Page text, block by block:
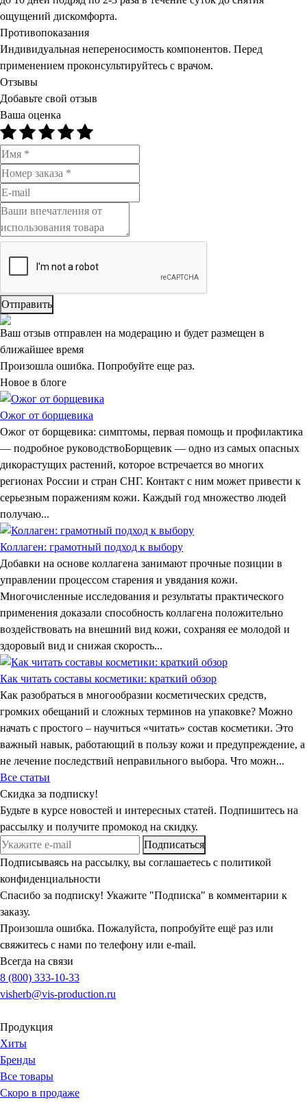
ощущений дискомфорта.
Противопоказания
Индивидуальная непереносимость компонентов. Перед
применением проконсультируйтесь с врачом.
Отзывы
Добавьте свой отзыв
Ваша оценка
Отправить
Ваш отзыв отправлен на модерацию и будет размещен в
ближайшее время
Произошла ошибка. Попробуйте еще раз.
Новое в блоге
Ожог от борщевика
Ожог от борщевика: симптомы, первая помощь и профилактика
— подробное руководствоБорщевик — одно из самых опасных
дикорастущих растений, которое встречается во многих
регионах России и стран СНГ. Контакт с ним может привести к
серьезным поражениям кожи. Каждый год множество людей
получаю...
Коллаген: грамотный подход к выбору
Добавки на основе коллагена занимают прочные позиции в
управлении процессом старения и увядания кожи.
Многочисленные исследования и результаты практического
применения доказали способность коллагена положительно
воздействовать на внешний вид кожи, сохраняя ее молодой и
здоровый вид и снижая скорость...
Как читать составы косметики: краткий обзор
Как разобраться в многообразии косметических средств,
громких обещаний и сложных терминов на упаковке? Можно
начать с простого – научиться «читать» состав косметики. Это
важный навык, работающий в пользу кожи и предупреждение, а
не лечение последствий неправильного выбора. Что можн...
Все статьи
Скидка за подписку!
Будьте в курсе новостей и интересных статей. Подпишитесь на
рассылку и получите промокод на скидку.
Подписаться
Подписываясь на рассылку, вы соглашаетесь с политикой
конфиденциальности
Спасибо за подписку! Укажите "Подписка" в комментарии к
заказу.
Произошла ошибка. Пожалуйста, попробуйте ещё раз или
свяжитесь с нами по телефону или e-mail.
Всегда на связи
8 (800) 333-10-33
visherb@vis-production.ru
Продукция
Хиты
Бренды
Все товары
Скоро в продаже